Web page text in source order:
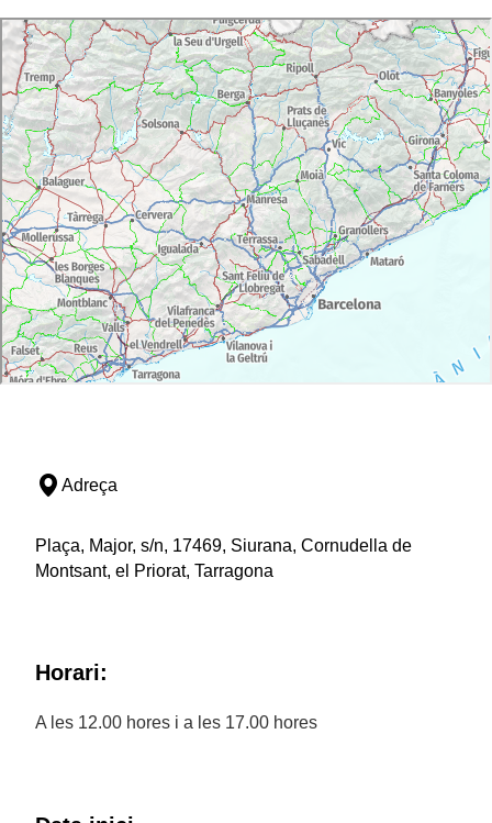
Adreça
Plaça, Major, s/n, 17469, Siurana, Cornudella de
Montsant, el Priorat, Tarragona
Horari:
A les 12.00 hores i a les 17.00 hores